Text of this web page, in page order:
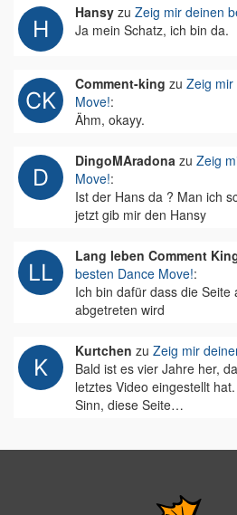
Hansy zu Zeig mir deinen
Ja mein Schatz, ich bin da.
Comment-king zu Zeig mir
Move!:
Ähm, okayy.
DingoMAradona zu Zeig
Move!:
Ist der Hans da ? Man ich
jetzt gib mir den Hansy
Lang leben Comment
besten Dance Move!:
Ich bin dafür dass die Seite
abgetreten wird
Kurtchen zu Zeig mir
Bald ist es vier Jahre her,
letztes Video eingestellt
Sinn, diese Seite…